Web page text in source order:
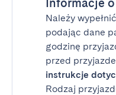
Informacje
Należy wypełnić
podając dane
godzinę
przed
instrukcje
Rodzaj